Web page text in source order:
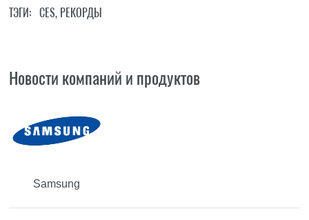
ТЭГИ: CES, РЕКОРДЫ
Новости компаний и продуктов
Samsung